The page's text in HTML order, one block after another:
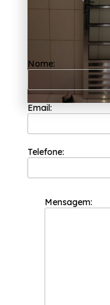
Para quem
vidro para
oferece os
esquadrias.
Esquadria
Basculante
Priorizando uma
a garantimos
tamanho do
conseguimos
nossos
Nome:
Email:
Telefone:
Mensagem: